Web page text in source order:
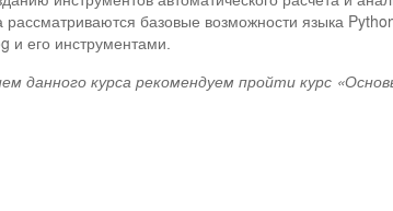
рассматриваются базовые возможности языка
и его инструментами.
данного курса рекомендуем пройти курс